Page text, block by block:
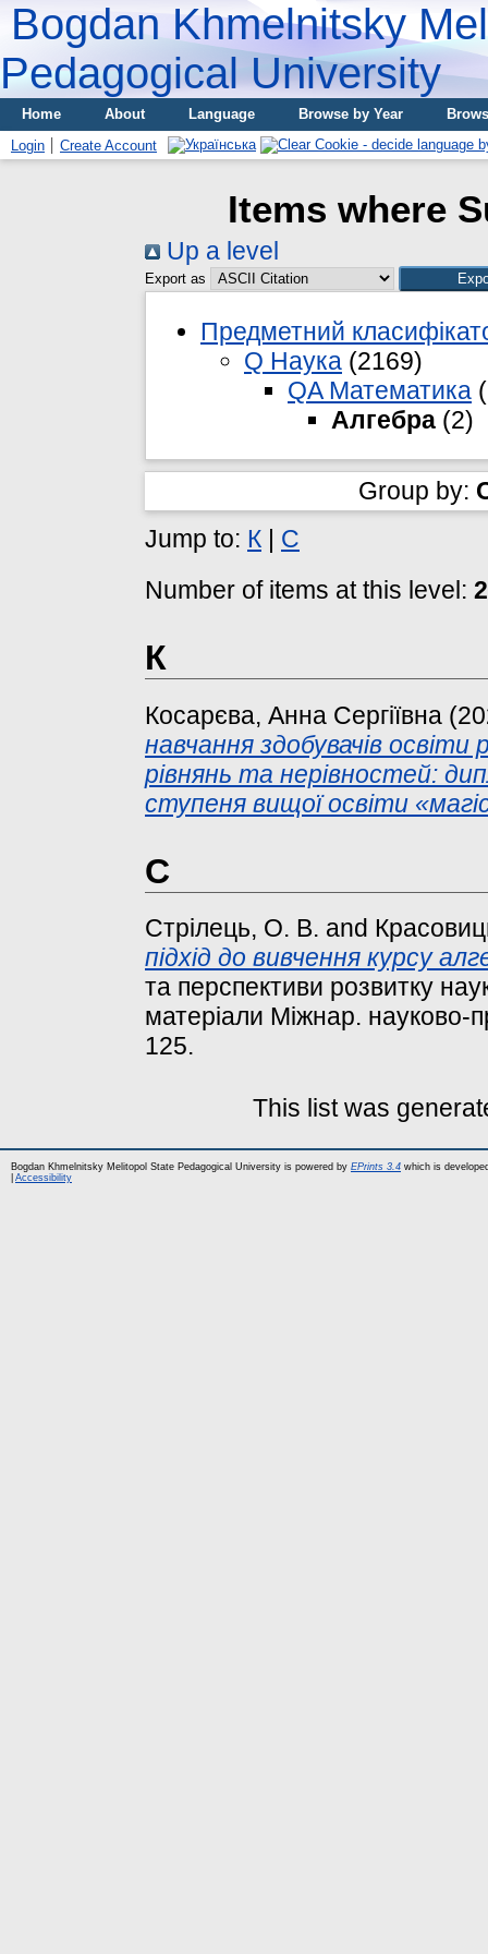
Bogdan Khmelnitsky
Pedagogical University
Home About Language Browse by Year
Login
Create Account
Items where
Up a level
Export as
Предметний
Q Наука (2169)
QA Математика
Алгебра (2)
Group by:
Jump to: К
С
Number of items at this level: 2
К
Косарєва, Анна Сергіївна
навчання здобувачів
рівнянь та нерівностей:
ступеня вищої освіти
С
Стрілець, О. В. and
підхід до вивчення курсу
та перспективи розвитку
матеріали Міжнар. науково-
125.
This list was
Bogdan Khmelnitsky Melitopol State Pedagogical University is powered by EPrints 3.4 which is
Accessibility